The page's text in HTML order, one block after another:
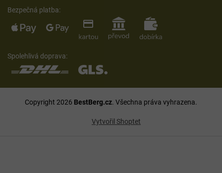
Bezpečná platba:
Spolehlivá doprava:
Vytvořil Shoptet
Copyright 2026 BestBerg.cz. Všechna práva vyhrazena.